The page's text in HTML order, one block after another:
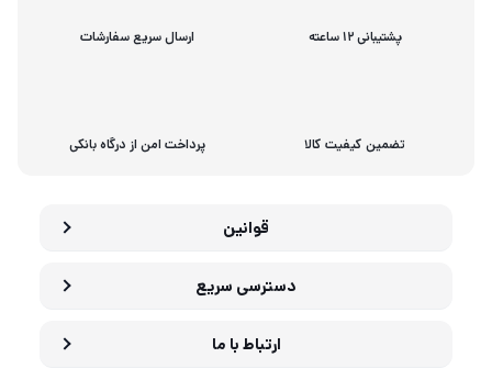
پشتیبانی 12 ساعته ارسال سریع سفارشات
تضمین کیفیت کالا پرداخت امن از درگاه بانکی
قوانین
دسترسی سریع
ارتباط با ما